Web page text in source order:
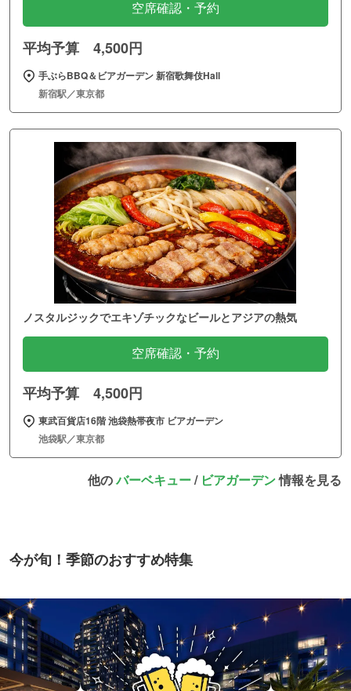
空席確認・予約
平均予算 4,500円
手ぶらBBQ＆ビアガーデン 新宿歌舞伎Hall
新宿駅／東京都
ノスタルジックでエキゾチックなビールとアジアの熱気
空席確認・予約
平均予算 4,500円
東武百貨店16階 池袋熱帯夜市 ビアガーデン
池袋駅／東京都
他のバーベキュー/ ビアガーデン情報を見る
今が旬！季節のおすすめ特集